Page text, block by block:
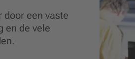
door een vaste
en de vele